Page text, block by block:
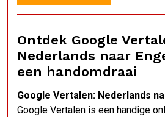
Ontdek Google
Nederlands naar
een handomdraai
Google Vertalen: Nederlands
Google Vertalen is een handige